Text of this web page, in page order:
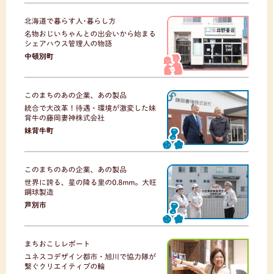
北海道で暮らす人･暮らし方
名物おじいちゃんとの出会いから始まる
シェアハウス管理人の物語
中頓別町
このまちのあの企業、あの製品
統合で大改革！待遇・環境が激変した妹
背牛の藤岡妻神株式会社
妹背牛町
このまちのあの企業、あの製品
世界に誇る、星の降る里の0.8mm。大旺
鋼球製造
芦別市
まちおこしレポート
ユネスコデザイン都市・旭川で協力隊が
繋ぐクリエイティブの輪